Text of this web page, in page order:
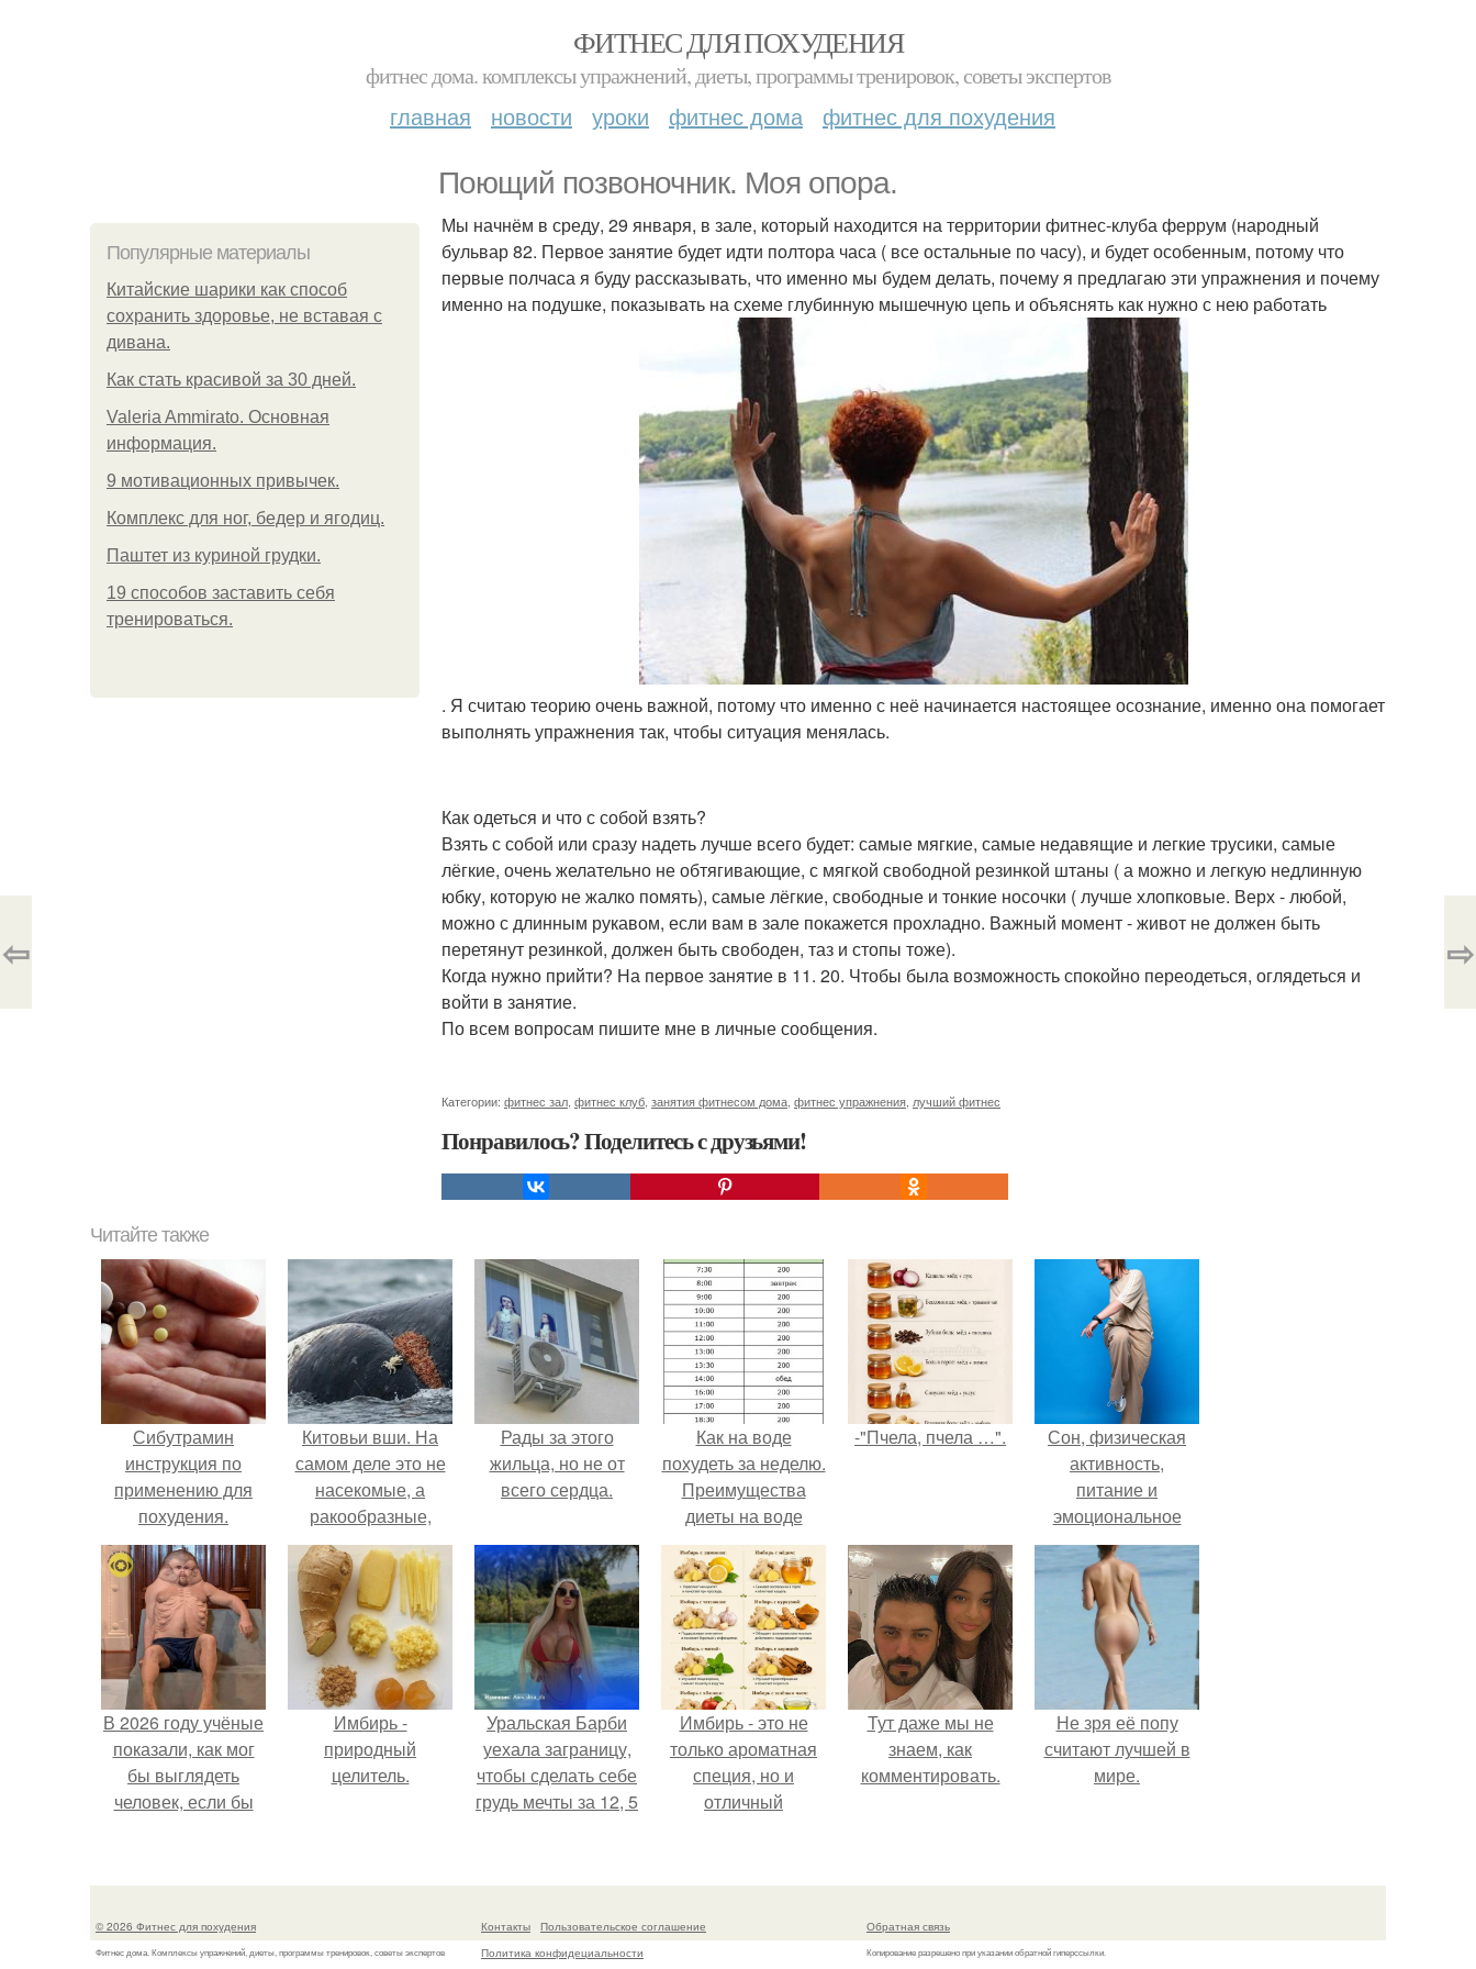
ФИТНЕС ДЛЯ ПОХУДЕНИЯ
фитнес дома. комплексы упражнений, диеты, программы тренировок, советы экспертов
главная новости уроки фитнес дома фитнес для похудения
Поющий позвоночник. Моя опора.
Популярные материалы
Китайские шарики как способ
сохранить здоровье, не вставая с
дивана.
Как стать красивой за 30 дней.
Valeria Ammirato. Основная
информация.
9 мотивационных привычек.
Комплекс для ног, бедер и ягодиц.
Паштет из куриной грудки.
19 способов заставить себя
тренироваться.
Мы начнём в среду, 29 января, в зале, который находится на территории фитнес-клуба феррум (народный
бульвар 82. Первое занятие будет идти полтора часа ( все остальные по часу), и будет особенным, потому что
первые полчаса я буду рассказывать, что именно мы будем делать, почему я предлагаю эти упражнения и почему
именно на подушке, показывать на схеме глубинную мышечную цепь и объяснять как нужно с нею работать
. Я считаю теорию очень важной, потому что именно с неё начинается настоящее осознание, именно она помогает
выполнять упражнения так, чтобы ситуация менялась.
Как одеться и что с собой взять?
Взять с собой или сразу надеть лучше всего будет: самые мягкие, самые недавящие и легкие трусики, самые
лёгкие, очень желательно не обтягивающие, с мягкой свободной резинкой штаны ( а можно и легкую недлинную
юбку, которую не жалко помять), самые лёгкие, свободные и тонкие носочки ( лучше хлопковые. Верх - любой,
можно с длинным рукавом, если вам в зале покажется прохладно. Важный момент - живот не должен быть
перетянут резинкой, должен быть свободен, таз и стопы тоже).
Когда нужно прийти? На первое занятие в 11. 20. Чтобы была возможность спокойно переодеться, оглядеться и
войти в занятие.
По всем вопросам пишите мне в личные сообщения.
Категории: фитнес зал фитнес клуб занятия фитнесом дома фитнес упражнения лучший фитнес
Понравилось? Поделитесь с друзьями!
⇦ ⇨
Читайте также
Сибутрамин
инструкция по
применению для
похудения.
Инструкция по
применению для
похудения
Китовьи вши. На
самом деле это не
насекомые, а
ракообразные,
относящиеся к
бокоплавам.
Рады за этого
жильца, но не от
всего сердца.
Как на воде
похудеть за неделю.
Преимущества
диеты на воде
-"Пчела, пчела …".
Сон, физическая
активность,
питание и
эмоциональное
состояние!
В 2026 году учёные
показали, как мог
бы выглядеть
человек, если бы
специально для
автокатастpoфах.
Имбирь -
природный
целитель.
Уральская Барби
уехала заграницу,
чтобы сделать себе
грудь мечты за 12, 5
Имбирь - это не
только ароматная
специя, но и
отличный
и блюд.
Тут даже мы не
знаем, как
комментировать.
Не зря её попу
считают лучшей в
мире.
© 2026 Фитнес для похудения
Фитнес дома. Комплексы упражнений, диеты, программы тренировок, советы экспертов
Контакты
Пользовательское соглашение
Политика конфидециальности
Обратная связь
Копирование разрешено при указании обратной гиперссылки.